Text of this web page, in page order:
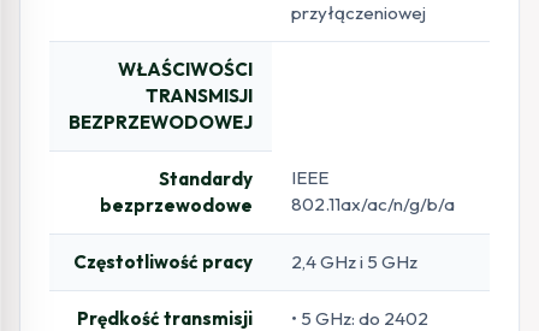
przyłączeniowej
WŁAŚCIWOŚCI
TRANSMISJI
BEZPRZEWODOWEJ
Standardy
bezprzewodowe
IEEE
802.11ax/ac/n/g/b/a
Częstotliwość pracy 2,4 GHz i 5 GHz
Prędkość transmisji
• 5 GHz: do 2402